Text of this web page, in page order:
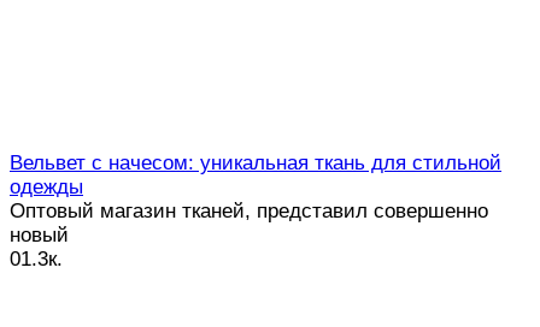
Вельвет с начесом: уникальная ткань для стильной
одежды
Оптовый магазин тканей, представил совершенно
новый
01.3к.